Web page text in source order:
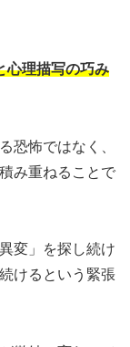
心理描写の巧み
恐怖ではなく、
み重ねることで
変」を探し続け
けるという緊張